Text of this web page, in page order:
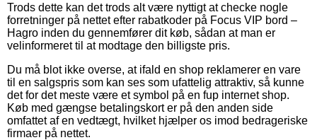
Trods dette kan det trods alt være nyttigt at checke nogle
forretninger på nettet efter rabatkoder på Focus VIP bord –
Hagro inden du gennemfører dit køb, sådan at man er
velinformeret til at modtage den billigste pris.
Du må blot ikke overse, at ifald en shop reklamerer en vare
til en salgspris som kan ses som ufattelig attraktiv, så kunne
det for det meste være et symbol på en fup internet shop.
Køb med gængse betalingskort er på den anden side
omfattet af en vedtægt, hvilket hjælper os imod bedrageriske
firmaer på nettet.